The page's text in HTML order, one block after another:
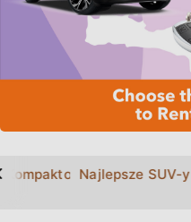
na Kretę
Najlepsze SUV-